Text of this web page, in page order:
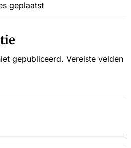
geplaatst
gepubliceerd. Vereiste velden